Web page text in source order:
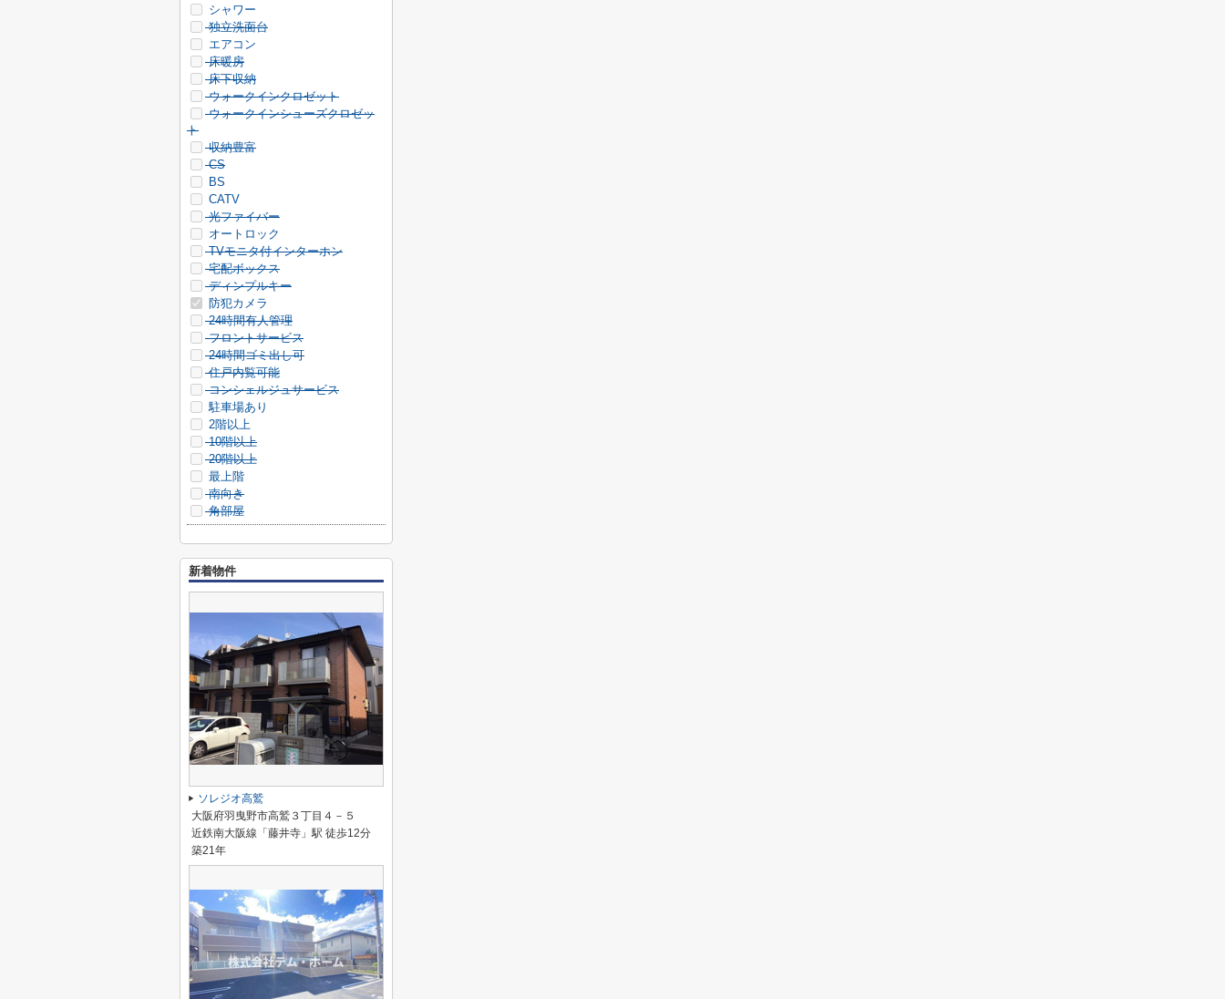
シャワー
独立洗面台
エアコン
床暖房
床下収納
ウォークインクロゼット
ウォークインシューズクロゼッ
ト
収納豊富
CS
BS
CATV
光ファイバー
オートロック
TVモニタ付インターホン
宅配ボックス
ディンプルキー
防犯カメラ
24時間有人管理
フロントサービス
24時間ゴミ出し可
住戸内覧可能
コンシェルジュサービス
駐車場あり
2階以上
10階以上
20階以上
最上階
南向き
角部屋
新着物件
ソレジオ高鷲
大阪府羽曳野市高鷲３丁目４－５
近鉄南大阪線「藤井寺」駅 徒歩12分
築21年